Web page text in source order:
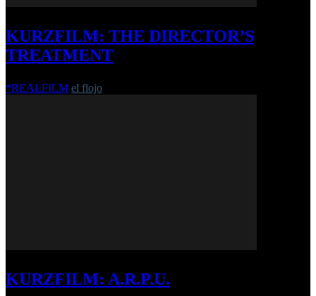
KURZFILM: THE DIRECTOR’S
TREATMENT
*REALFILM el flojo
KURZFILM: A.R.P.U.